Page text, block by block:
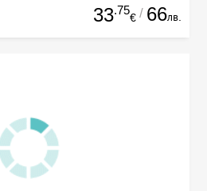
33.75
€ / 66лв.